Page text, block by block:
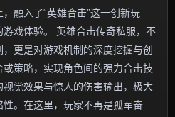
融入了“英雄合击”这一创新玩
戏体验。 英雄合击传奇私服，不
更是对游戏机制的深度挖掘与创
策略，实现角色间的强力合击技
觉效果与惊人的伤害输出，极大
。在这里，玩家不再是孤军奋